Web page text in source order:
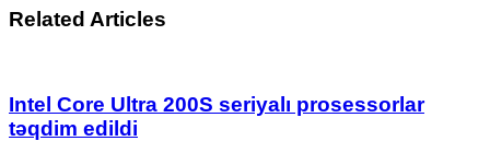
üçün
gözlənilən
Related Articles
Intel Core Ultra 200S seriyalı prosessorlar
təqdim edildi